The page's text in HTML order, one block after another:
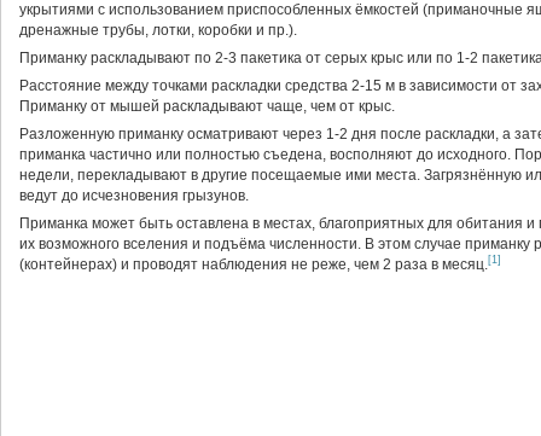
укрытиями с использованием приспособленных ёмкостей (приманочные
дренажные трубы, лотки, коробки и пр.).
Приманку раскладывают по 2-3 пакетика от серых крыс или по 1-2
Расстояние между точками раскладки средства 2-15 м в зависимости от
Приманку от мышей раскладывают чаще, чем от крыс.
Разложенную приманку осматривают через 1-2 дня после раскладки, а
приманка частично или полностью съедена, восполняют до исходного.
недели, перекладывают в другие посещаемые ими места. Загрязнённую
ведут до исчезновения грызунов.
Приманка может быть оставлена в местах, благоприятных для обитания
их возможного вселения и подъёма численности. В этом случае приманку
(контейнерах) и проводят наблюдения не реже, чем 2 раза в месяц.[1]